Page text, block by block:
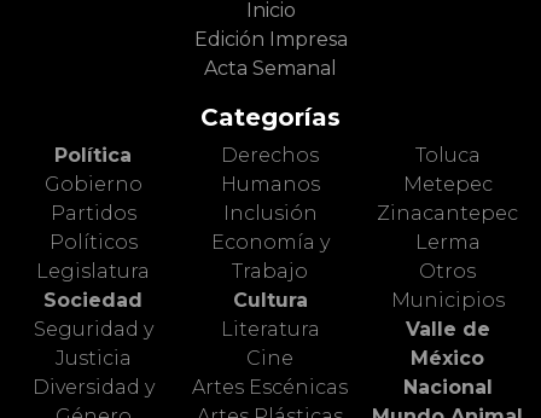
Inicio
Edición Impresa
Acta Semanal
Categorías
Política
Gobierno
Partidos
Políticos
Legislatura
Sociedad
Seguridad y
Justicia
Diversidad y
Derechos
Humanos
Inclusión
Economía y
Trabajo
Cultura
Literatura
Cine
Artes Escénicas
Toluca
Metepec
Zinacantepec
Lerma
Otros
Municipios
Valle de
México
Nacional